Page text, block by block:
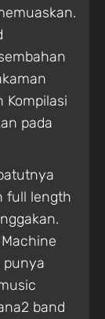
Kompilasi
pada
full length
punya
band